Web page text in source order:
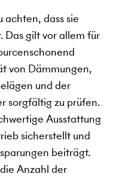
achten, dass sie
Das gilt vor allem für
von Dämmungen,
und der
sorgfältig zu prüfen.
Ausstattung
sicherstellt und
beiträgt.
Anzahl der